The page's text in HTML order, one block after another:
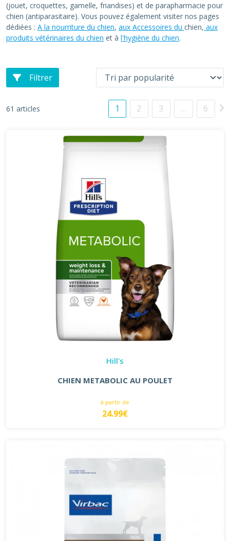
(jouet, croquettes, gamelle, friandises) et de parapharmacie pour
chien (antiparasitaire). Vous pouvez également visiter nos pages
dédiées : A la nourriture du chien, aux Accessoires du chien, aux
produits vétérinaires du chien et à l'hygiène du chien.
Filtrer
61 articles 1 2 3 … 6
Hill's
CHIEN METABOLIC AU POULET
à partir de
24.99€